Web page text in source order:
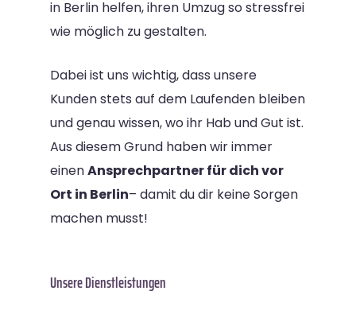
in Berlin helfen, ihren Umzug so stressfrei
wie möglich zu gestalten.
Dabei ist uns wichtig, dass unsere
Kunden stets auf dem Laufenden bleiben
und genau wissen, wo ihr Hab und Gut ist.
Aus diesem Grund haben wir immer
einenAnsprechpartner für dich vor
Ort in Berlin– damit du dir keine Sorgen
machen musst!
Unsere Dienstleistungen